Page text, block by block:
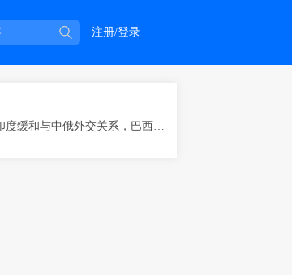
注册/登录
特朗普关税农民承压，印度缓和与中俄外交关系，巴西陷入经济僵局